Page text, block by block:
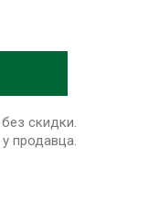
скидки.
продавца.